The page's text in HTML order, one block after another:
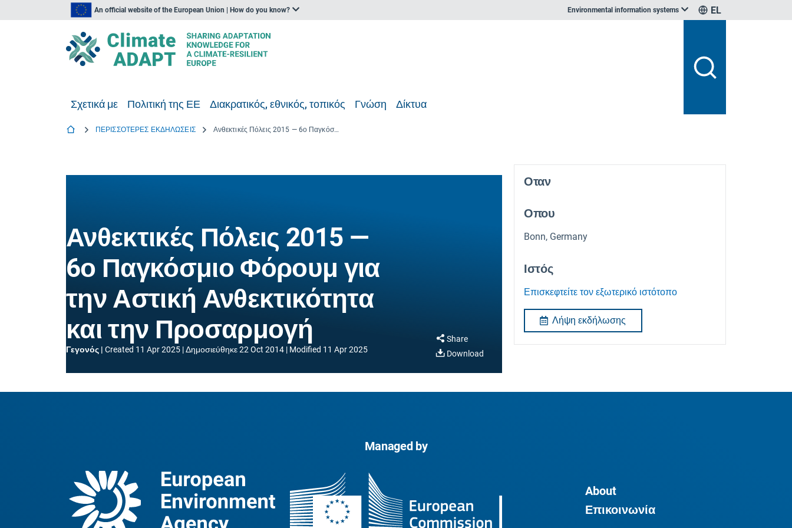
An official website of the European Union | How do you know? Environmental information systems EL
Σχετικά με Πολιτική της ΕΕ Διακρατικός, εθνικός, τοπικός Γνώση Δίκτυα
ΠΕΡΙΣΣΟΤΕΡΕΣ ΕΚΔΗΛΩΣΕΙΣ Ανθεκτικές Πόλεις 2015 — 6ο Παγκόσμιο Φόρουμ για την Αστική Ανθεκτικότητα και την Προσαρμογή
Ανθεκτικές Πόλεις 2015 —
6ο Παγκόσμιο Φόρουμ για
την Αστική Ανθεκτικότητα
και την Προσαρμογή
Γεγονός Created 11 Apr 2025 Δημοσιεύθηκε22 Oct 2014 Modified 11 Apr 2025
Share
Download
Οταν
Οπου
Bonn, Germany
Ιστός
Επισκεφτείτε τον εξωτερικό ιστότοπο
Λήψη εκδήλωσης
Managed by
About
Επικοινωνία